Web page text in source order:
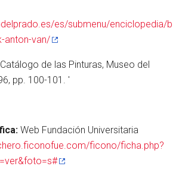
es/submenu/enciclopedia/b
anton-van/
de las Pinturas, Museo del
pp. 100-101. '
Web Fundación Universitaria
ficono/ficha.php?